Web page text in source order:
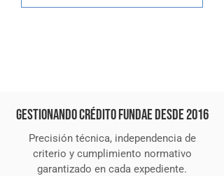
Gestionando crédito FUNDAE desde 2016
Precisión técnica, independencia de
criterio y cumplimiento normativo
garantizado en cada expediente.